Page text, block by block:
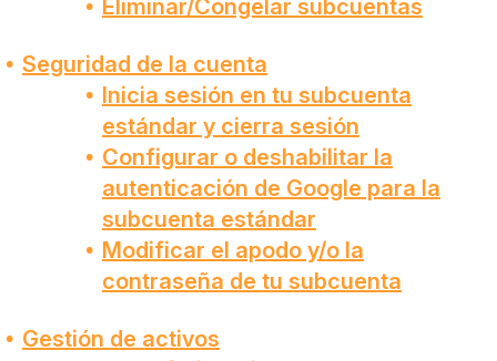
Eliminar/Congelar subcuentas
Seguridad de la cuenta
Inicia sesión en tu subcuenta
estándar y cierra sesión
Configurar o deshabilitar la
autenticación de Google para la
subcuenta estándar
Modificar el apodo y/o la
contraseña de tu subcuenta
Gestión de activos